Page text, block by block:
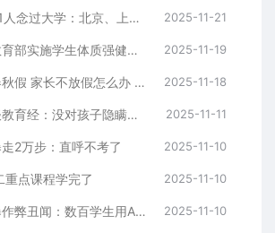
全国每5人就有1人念过大学：北京、上海、天津人口学历最高！ 2025-11-21
小胖子太多！教育部实施学生体质强健计划：中小学生每天体育课不低于2小时 2025-11-19
多地中小学放春秋假 家长不放假怎么办 专家建议：落实带薪休假制度 2025-11-18
英国威廉王子谈教育经：没对孩子隐瞒家中困难 我就像个出租车司机 2025-11-11
2万步：直呼不考了 2025-11-10
重点课程学完了 2025-11-10
韩国顶级高校曝作弊丑闻：数百学生用AI参加考试 2025-11-10